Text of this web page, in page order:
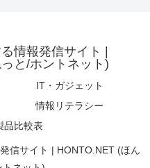
情報発信サイト |
と/ホントネット)
IT・ガジェット
情報リテラシー
品比較表
信サイト | HONTO.NET (ほん